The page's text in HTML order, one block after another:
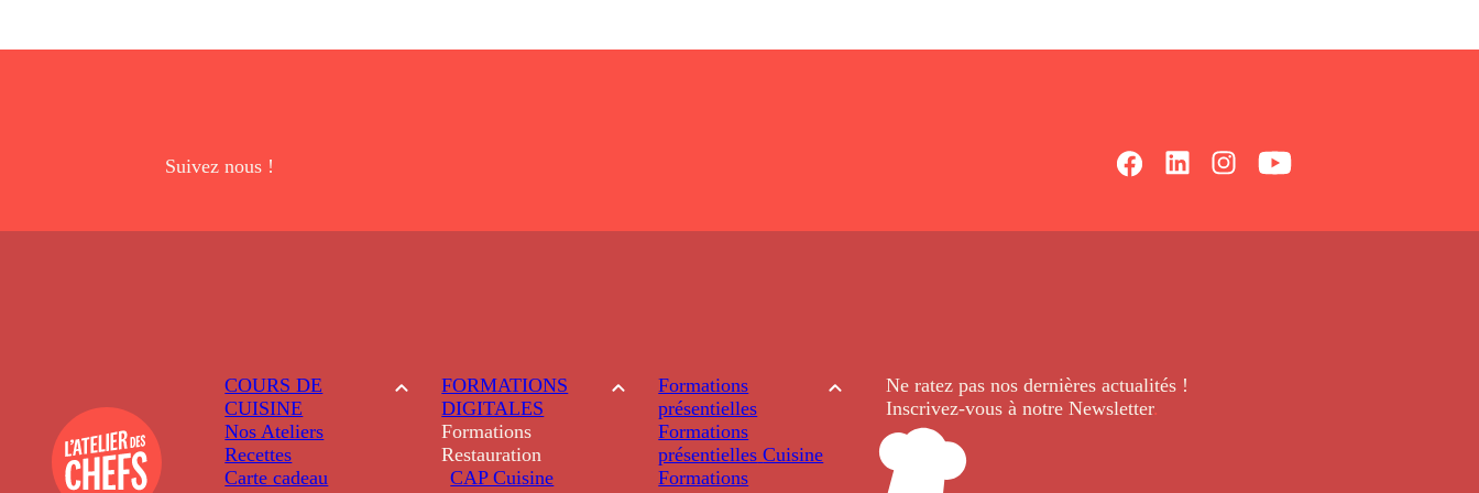
Suivez nous !
COURS DE
CUISINE
Nos Ateliers
Recettes
Carte cadeau
FORMATIONS
DIGITALES
Formations
Restauration
CAP Cuisine
Formations
présentielles
Formations
présentielles Cuisine
Formations
Ne ratez pas nos dernièresactualités !
Inscrivez-vous à notre Newsletter.